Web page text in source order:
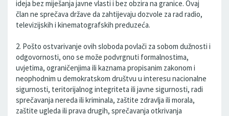
ideja bez miješanja javne vlasti i bez obzira na granice. Ovaj
član ne sprečava države da zahtijevaju dozvole za rad radio,
televizijskih i kinematografskih preduzeća.
2. Pošto ostvarivanje ovih sloboda povlači za sobom dužnosti i
odgovornosti, ono se može podvrgnuti formalnostima,
uvjetima, ograničenjima ili kaznama propisanim zakonom i
neophodnim u demokratskom društvu u interesu nacionalne
sigurnosti, teritorijalnog integriteta ili javne sigurnosti, radi
sprečavanja nereda ili kriminala, zaštite zdravlja ili morala,
zaštite ugleda ili prava drugih, sprečavanja otkrivanja